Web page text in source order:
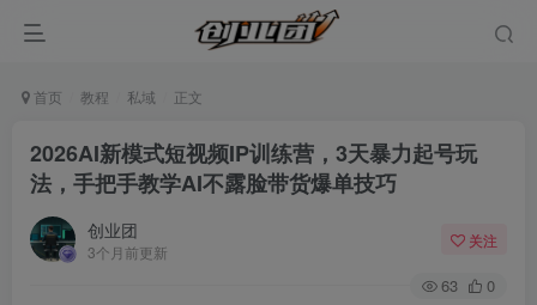
首页 教程 私域 正文
2026AI新模式短视频IP训练营，3天暴力起号玩
法，手把手教学AI不露脸带货爆单技巧
创业团
3个月前更新
关注
63 0